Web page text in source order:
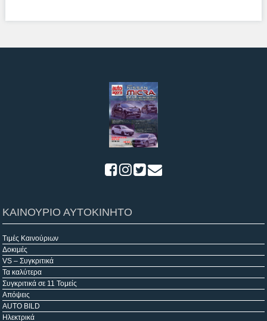
ΚΑΙΝΟΥΡΙΟ ΑΥΤΟΚΙΝΗΤΟ
Τιμές Καινούριων
Δοκιμές
VS – Συγκριτικά
Τα καλύτερα
Συγκριτικά σε 11 Τομείς
Απόψεις
AUTO BILD
Ηλεκτρικά